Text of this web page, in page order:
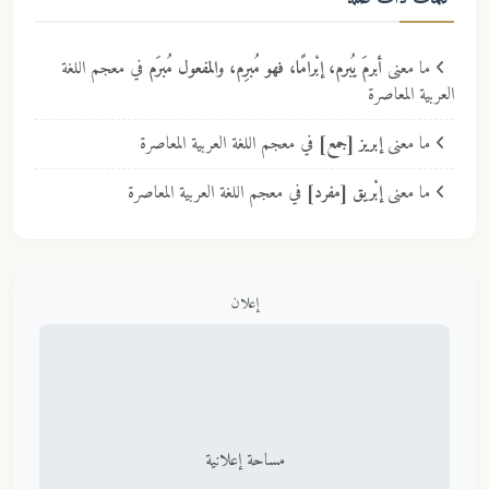
ما معنى أبرمَ يُبرم، إبْرامًا، فهو مُبرِم، والمفعول مُبرَم في معجم اللغة
العربية المعاصرة
ما معنىإبريز [جمع] في معجم اللغة العربية المعاصرة
ما معنىإبْريق [مفرد] في معجم اللغة العربية المعاصرة
إعلان
مساحة إعلانية